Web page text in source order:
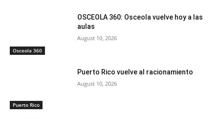
Osceola 360
OSCEOLA 360: Osceola vuelve hoy a las
aulas
August 10, 2026
Puerto Rico
Puerto Rico vuelve al racionamiento
August 10, 2026